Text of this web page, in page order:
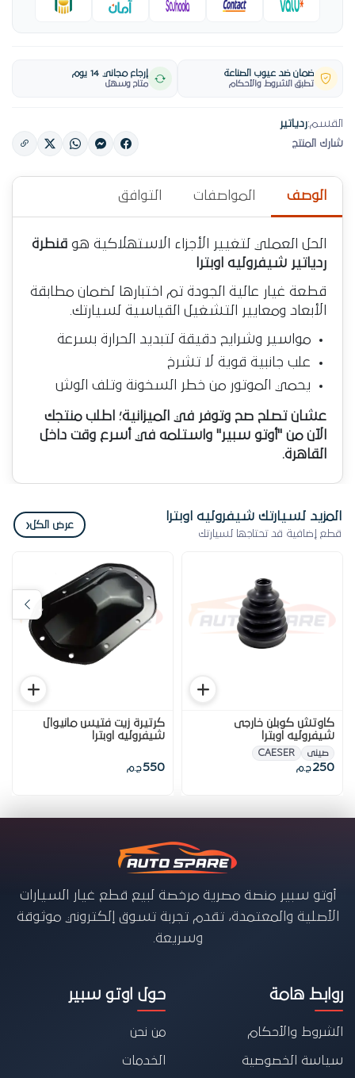
ضمان ضد عيوب الصناعة
تطبق الشروط والأحكام
إرجاع مجاني 14 يوم
متاح وسهل
القسم:ردياتير
شارك المنتج
الوصف المواصفات التوافق
الحل العملي لتغيير الأجزاء الاستهلاكية هو قنطرة
ردياتير شيفروليه اوبترا
قطعة غيار عالية الجودة تم اختبارها لضمان مطابقة
الأبعاد ومعايير التشغيل القياسية لسيارتك.
مواسير وشرايح دقيقة لتبديد الحرارة بسرعة
علب جانبية قوية لا تشرخ
يحمي الموتور من خطر السخونة وتلف الوش
عشان تصلح صح وتوفر في الميزانية؛ اطلب منتجك
الآن من "أوتو سبير" واستلمه في أسرع وقت داخل
القاهرة.
المزيد لسيارتك شيفروليه اوبترا
قطع إضافية قد تحتاجها لسيارتك
عرض الكل‹
كاوتش كوبلن خارجى
شيفروليه اوبترا
صينى CAESER
250 ج.م
كرتيرة زيت فتيس مانيوال
شيفروليه اوبترا
550ج.م
أوتو سبير منصة مصرية مرخصة لبيع قطع غيار السيارات
الأصلية والمعتمدة، تقدم تجربة تسوق إلكتروني موثوقة
وسريعة.
روابط هامة
الشروط والأحكام
سياسة الخصوصية
حول اوتو سبير
من نحن
الخدمات